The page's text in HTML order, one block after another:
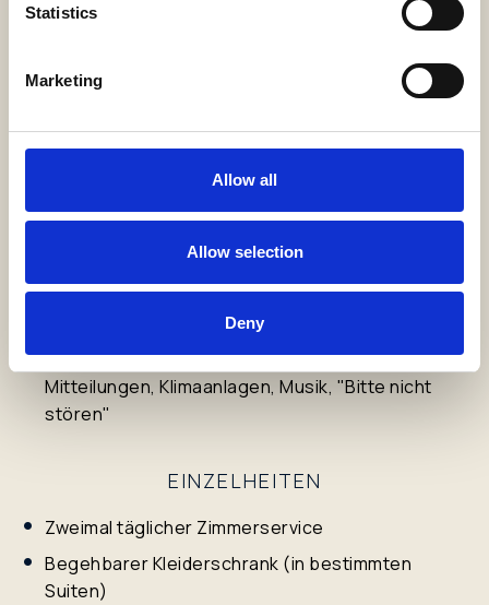
Statistics
Marketing
Allow all
Allow selection
Deny
BESONDERHEITEN DER ZIMMER
Telefon mit Direktwahl
Großbild-Satellitenfernseher (SONY 50") mit
TV in den Badezimmern
Executive Business Center: Laptop* und
drahtloser Internetzugang
Elektronisch gesteuerte Vorhänge, Beleuchtung,
Mitteilungen, Klimaanlagen, Musik, "Bitte nicht
stören"
EINZELHEITEN
Zweimal täglicher Zimmerservice
Begehbarer Kleiderschrank (in bestimmten
Suiten)